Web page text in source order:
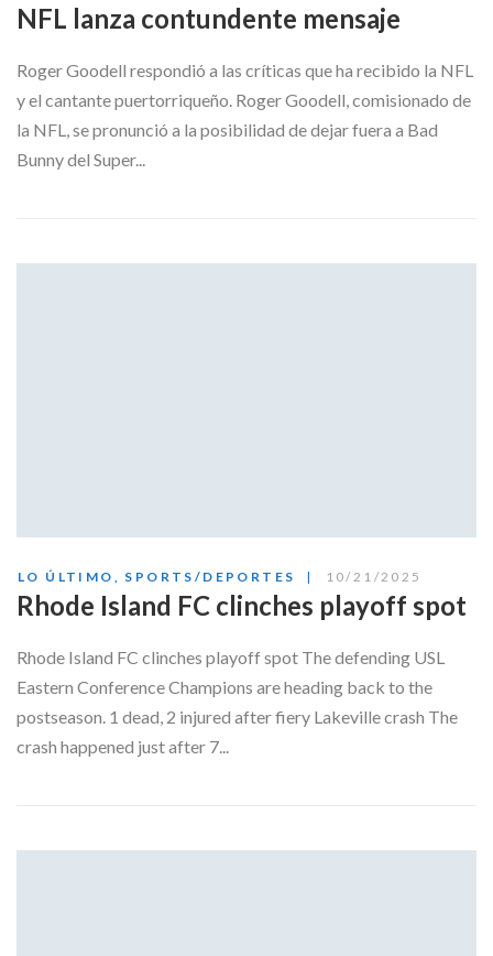
NFL lanza contundente mensaje
Roger Goodell respondió a las críticas que ha recibido la NFL
y el cantante puertorriqueño. Roger Goodell, comisionado de
la NFL, se pronunció a la posibilidad de dejar fuera a Bad
Bunny del Super...
LO ÚLTIMO SPORTS/DEPORTES 10/21/2025
Rhode Island FC clinches playoff spot
Rhode Island FC clinches playoff spot The defending USL
Eastern Conference Champions are heading back to the
postseason. 1 dead, 2 injured after fiery Lakeville crash The
crash happened just after 7...